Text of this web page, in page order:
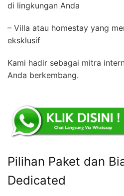
di lingkungan Anda
– Villa atau homestay yang
eksklusif
Kami hadir sebagai mitra
Anda berkembang.
Pilihan Paket dan
Dedicated